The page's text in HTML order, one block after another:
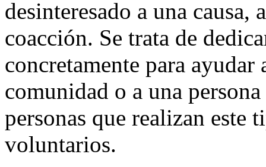
desinteresado a una
coacción. Se trata de
concretamente para
comunidad o a una
personas que realizan este
voluntarios.